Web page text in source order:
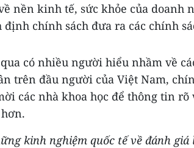
nền kinh tế, sức khỏe của doanh
định chính sách đưa ra các chính
có nhiều người hiểu nhầm về
trên đầu người của Việt Nam,
các nhà khoa học để thông tin
kinh nghiệm quốc tế về đánh giá